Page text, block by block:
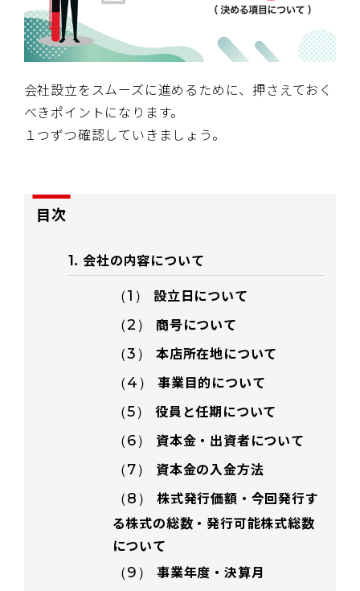
会社設立をスムーズに進めるために、押さえておく
べきポイントになります。
１つずつ確認していきましょう。
目次
1. 会社の内容について
（1） 設立日について
（2） 商号について
（3） 本店所在地について
（4） 事業目的について
（5） 役員と任期について
（6） 資本金・出資者について
（7） 資本金の入金方法
（8）
株式発行価額・今回発行す
る株式の総数・発行可能株式総数
について
（9） 事業年度・決算月